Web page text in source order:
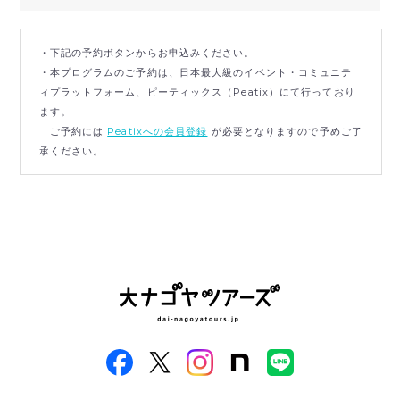
・下記の予約ボタンからお申込みください。
・本プログラムのご予約は、日本最大級のイベント・コミュニテ
ィプラットフォーム、ピーティックス（Peatix）にて行っており
ます。
ご予約には Peatixへの会員登録 が必要となりますので予めご了
承ください。